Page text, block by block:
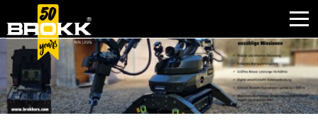
window.dataLayer = window.dataLayer || []; function gtag(){dataLayer.push(arguments);} gtag('js', new
Date()); gtag('config', 'G-BN96FSBTLQ');
BRANCHEN
PRODUKTE